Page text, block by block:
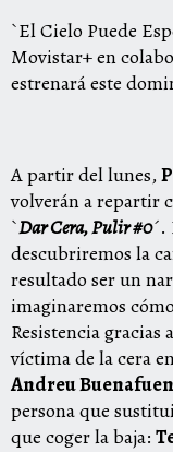
`El Cielo Puede
Movistar+ en
estrenará este
A partir del lunes,
volverán a repartir
`Dar Cera, Pulir #0´.
descubriremos la
resultado ser un
imaginaremos
Resistencia gracias
víctima de la cera
Andreu
persona que
que coger la baja: